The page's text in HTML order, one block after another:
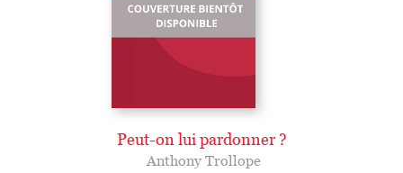
Peut-on lui pardonner ?
Anthony Trollope